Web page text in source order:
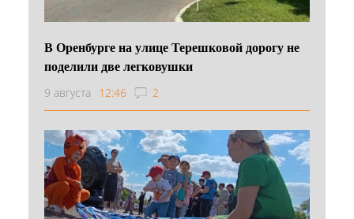
В Оренбурге на улице Терешковой дорогу не
поделили две легковушки
9 августа 12:46 2